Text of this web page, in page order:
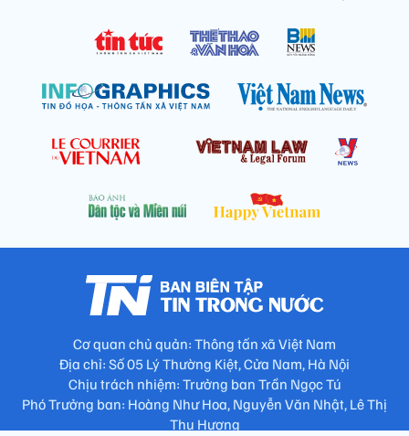
Cơ quan chủ quản: Thông tấn xã Việt Nam
Địa chỉ: Số 05 Lý Thường Kiệt, Cửa Nam, Hà Nội
Chịu trách nhiệm: Trưởng ban Trần Ngọc Tú
Phó Trưởng ban: Hoàng Như Hoa, Nguyễn Văn Nhật, Lê Thị
Thu Hương